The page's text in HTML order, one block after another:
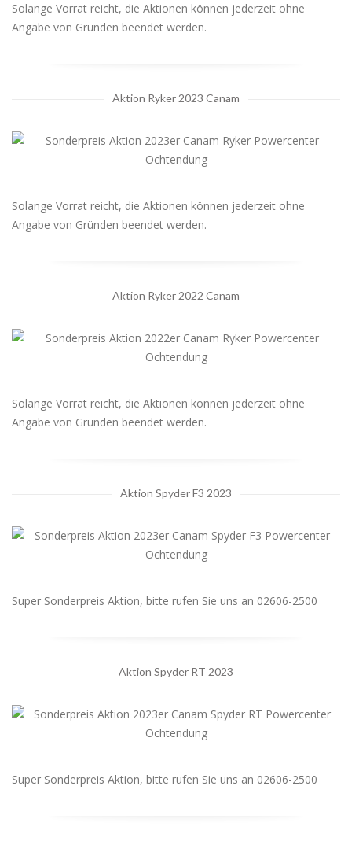
Solange Vorrat reicht, die Aktionen können jederzeit ohne
Angabe von Gründen beendet werden.
Aktion Ryker 2023 Canam
Solange Vorrat reicht, die Aktionen können jederzeit ohne
Angabe von Gründen beendet werden.
Aktion Ryker 2022 Canam
Solange Vorrat reicht, die Aktionen können jederzeit ohne
Angabe von Gründen beendet werden.
Aktion Spyder F3 2023
Super Sonderpreis Aktion, bitte rufen Sie uns an 02606-2500
Aktion Spyder RT 2023
Super Sonderpreis Aktion, bitte rufen Sie uns an 02606-2500